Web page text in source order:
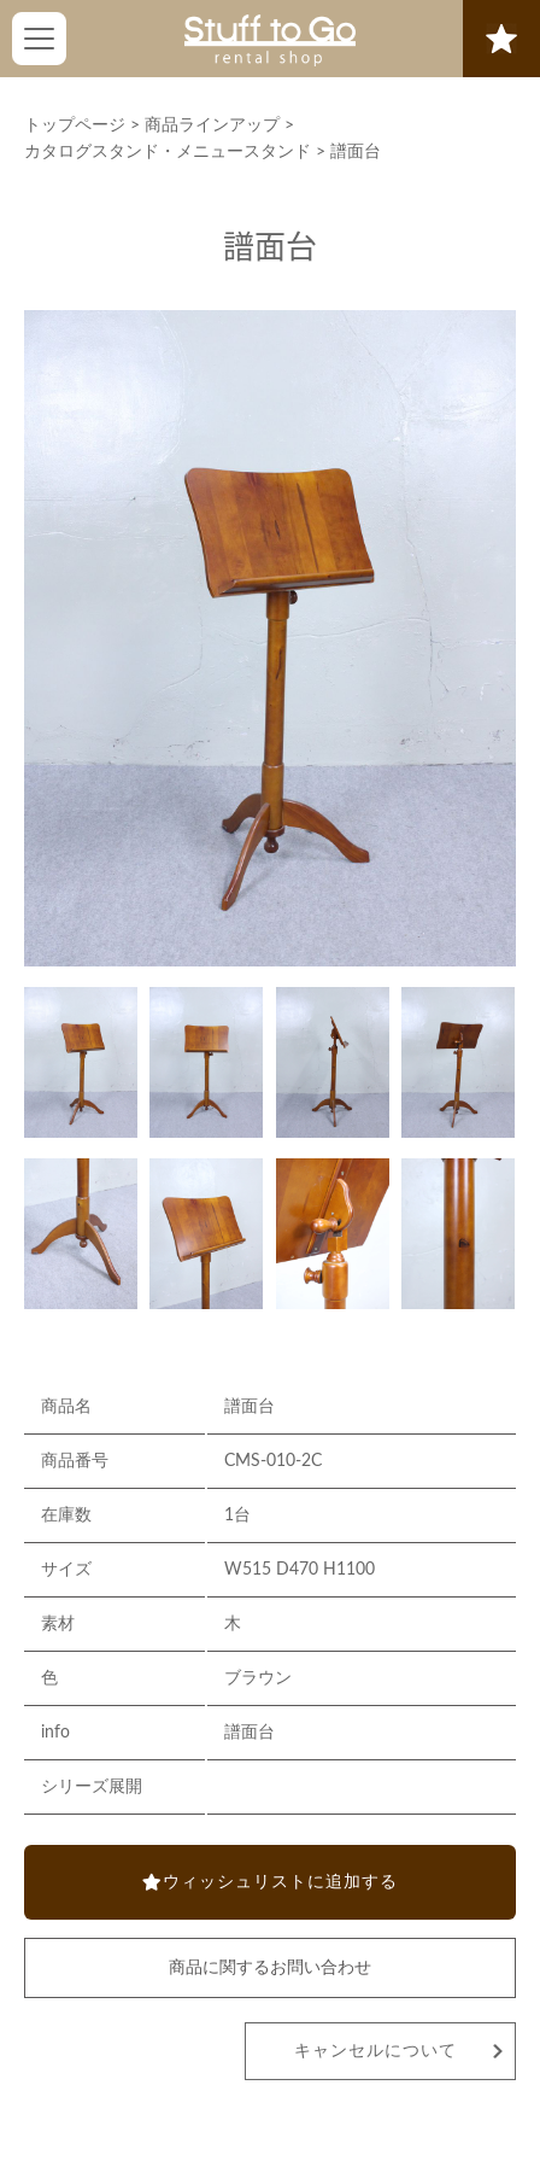
トップページ > 商品ラインアップ >
カタログスタンド・メニュースタンド > 譜面台
譜面台
商品名 譜面台
商品番号 CMS-010-2C
在庫数 1台
サイズ W515 D470 H1100
素材 木
色 ブラウン
info 譜面台
シリーズ展開
ウィッシュリストに追加する
商品に関するお問い合わせ
キャンセルについて